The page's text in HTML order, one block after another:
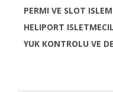
PERMI VE SLOT
HELIPORT
YUK KONTROLU VE